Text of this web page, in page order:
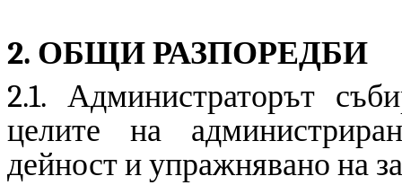
2. ОБЩИ РАЗПОРЕДБИ
2.1. Администраторът
целите на
дейност и упражнявано на